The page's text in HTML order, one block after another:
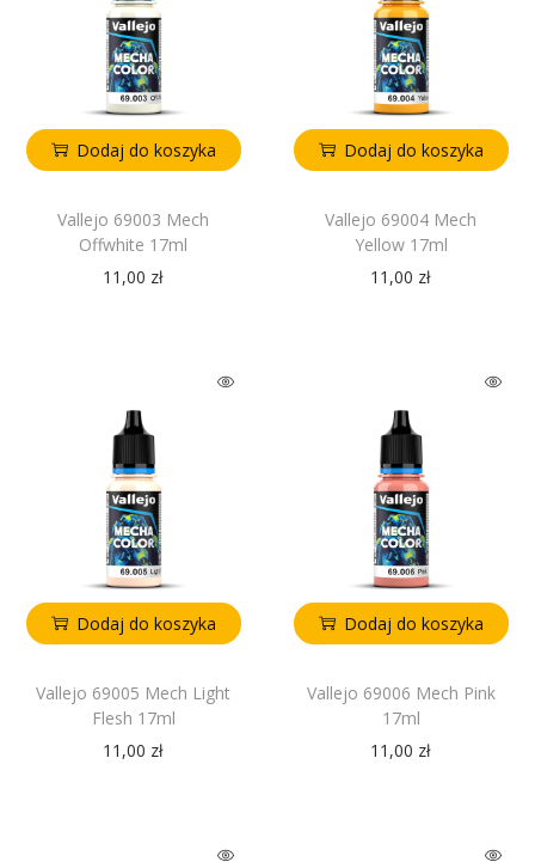
Dodaj do koszyka
Vallejo 69003 Mech
Offwhite 17ml
11,00 zł
Dodaj do koszyka
Vallejo 69004 Mech
Yellow 17ml
11,00 zł
Dodaj do koszyka
Vallejo 69005 Mech Light
Flesh 17ml
11,00 zł
Dodaj do koszyka
Vallejo 69006 Mech Pink
17ml
11,00 zł